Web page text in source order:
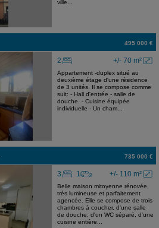
ville...
495 000 €
+/- 70 m²
2
Appartement -duplex situé au
deuxième étage d'une résidence
de 3 unités. Il se compose comme
suit: - Hall d'entrée - salle de
douche. - Cuisine équipée
individuelle - Un cham...
735 000 €
+/- 110 m²
3 1
Belle maison mitoyenne rénovée,
très lumineuse et parfaitement
agencée. Elle se compose de trois
chambres à coucher, d'une salle
de douche, d'un WC séparé, d'une
cuisine entière...